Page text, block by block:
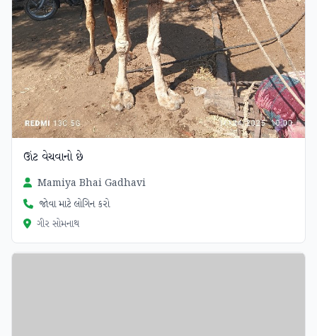
ઊંટ વેચવાનો છે
Mamiya Bhai Gadhavi
જોવા માટે લોગિન કરો
ગીર સોમનાથ